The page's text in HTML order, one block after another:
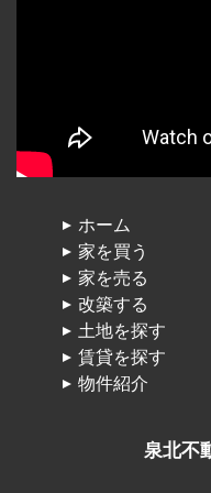
泉北不
ホーム
家を買う
家を売る
改築する
土地を探す
賃貸を探す
物件紹介